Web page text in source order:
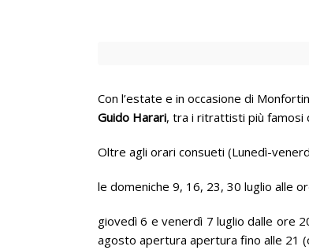
Con l’estate e in occasione di
Guido Harari, tra i ritrattisti più famosi
Oltre agli orari consueti (Lunedì-
le domeniche 9, 16, 23, 30 luglio alle
giovedì 6 e venerdì 7 luglio dalle ore
agosto apertura apertura fino alle 21